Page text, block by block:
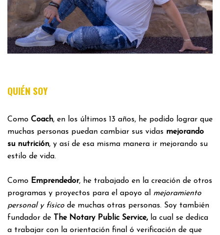
QUIÉN SOY
Como Coach, en los últimos 13 años, he podido lograr que
muchas personas puedan cambiar sus vidas mejorando
su nutrición, y así de esa misma manera ir mejorando su
estilo de vida.
Como Emprendedor, he trabajado en la creación de otros
programas y proyectos para el apoyo al mejoramiento
personal y físico de muchas otras personas. Soy también
fundador de
The Notary Public Service,la cual se dedica
a trabajar con la orientación final ó verificación de que